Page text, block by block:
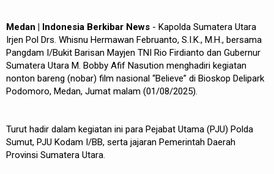
Medan | Indonesia Berkibar News - Kapolda Sumatera Utara
Irjen Pol Drs. Whisnu Hermawan Februanto, S.I.K., M.H., bersama
Pangdam I/Bukit Barisan Mayjen TNI Rio Firdianto dan Gubernur
Sumatera Utara M. Bobby Afif Nasution menghadiri kegiatan
nonton bareng (nobar) film nasional “Believe” di Bioskop Delipark
Podomoro, Medan, Jumat malam (01/08/2025).
Turut hadir dalam kegiatan ini para Pejabat Utama (PJU) Polda
Sumut, PJU Kodam I/BB, serta jajaran Pemerintah Daerah
Provinsi Sumatera Utara.